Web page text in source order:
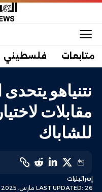
متابعات فلسطيني
نتنياهو يتحدى
مقابلات
للشاباك
LAST UPDATED: 26 مارس، 2025 2:55 ص
إسرائيليات